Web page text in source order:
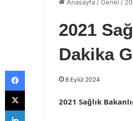
Anasayfa /Genel /
2021
Dakika
8 Eylül 2024
2021 Sağlık
Facebook
X
LinkedIn